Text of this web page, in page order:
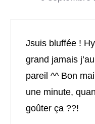
Jsuis bluffée !
grand jamais
pareil ^^ Bon
une minute,
goûter ça ??!